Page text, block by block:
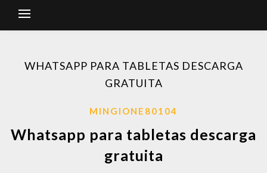
WHATSAPP PARA TABLETAS DESCARGA
GRATUITA
MINGIONE80104
Whatsapp para tabletas descarga
gratuita